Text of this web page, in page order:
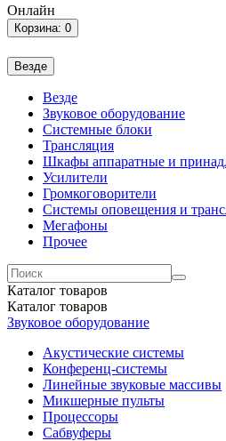
Онлайн
Корзина: 0
Везде
Везде
Звуковое оборудование
Системные блоки
Трансляция
Шкафы аппаратные и
Усилители
Громкоговорители
Системы оповещения и
Мегафоны
Прочее
Каталог товаров
Каталог товаров
Звуковое оборудование
Акустические системы
Конференц-системы
Линейные звуковые массивы
Микшерные пульты
Процессоры
Сабвуферы